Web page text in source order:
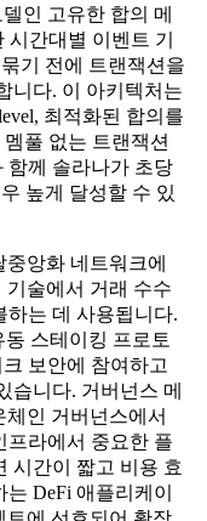
인 고유한 합의 메
간대별 이벤트 기
기 전에 트랜잭션을
니다. 이 아키텍처는
최적화된 합의를
풀 없는 트랜잭션
함께 솔라나가 초당
높게 달성할 수 있
앙화 네트워크에
기술에서 거래 수수
하는 데 사용됩니다.
스테이킹 프로토
보안에 참여하고
습니다. 거버넌스 메
인 거버넌스에서
프라에서 중요한 플
시간이 짧고 비용 효
DeFi 애플리케이